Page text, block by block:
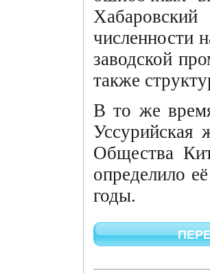
численности
заводской
также
В то же
Уссурийская
Общества
определило
годы.